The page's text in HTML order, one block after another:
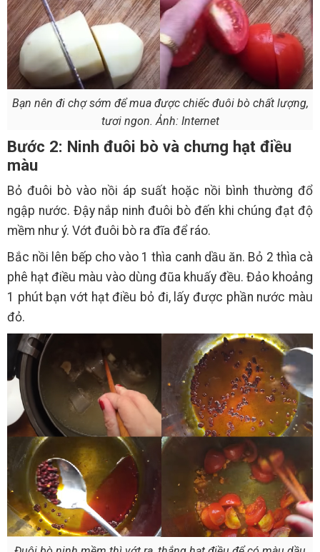
Bạn nên đi chợ sớm để mua được chiếc đuôi bò chất lượng,
tươi ngon. Ảnh: Internet
Bước 2: Ninh đuôi bò và chưng hạt điều
màu
Bỏ đuôi bò vào nồi áp suất hoặc nồi bình thường đổ
ngập nước. Đậy nắp ninh đuôi bò đến khi chúng đạt độ
mềm như ý. Vớt đuôi bò ra đĩa để ráo.
Bắc nồi lên bếp cho vào 1 thìa canh dầu ăn. Bỏ 2 thìa cà
phê hạt điều màu vào dùng đũa khuấy đều. Đảo khoảng
1 phút bạn vớt hạt điều bỏ đi, lấy được phần nước màu
đỏ.